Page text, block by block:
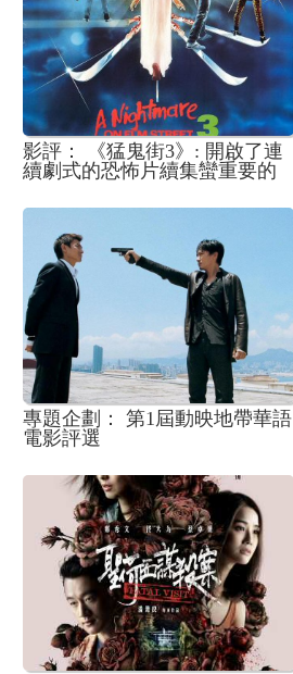
影評： 《猛鬼街3》: 開啟了連
續劇式的恐怖片續集蠻重要的
專題企劃： 第1屆動映地帶華語
電影評選